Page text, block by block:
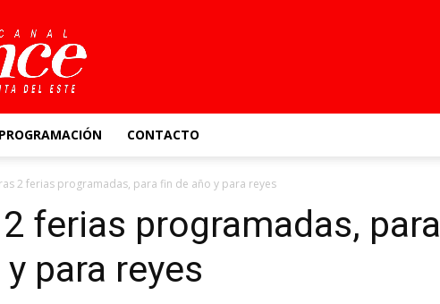
PROGRAMACIÓN CONTACTO
2 ferias programadas, para fin de año y para reyes
ferias programadas, para
para reyes